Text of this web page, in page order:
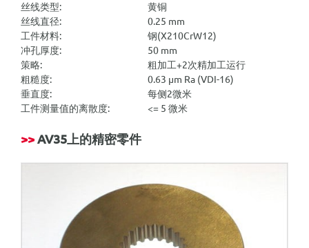
丝线类型:
黄铜
丝线直径:
0.25 mm
工件材料:
钢(X210CrW12)
冲孔厚度:
50 mm
策略:
粗加工+2次精加工运行
粗糙度:
0.63 µm Ra (VDI-16)
垂直度:
每侧2微米
工件测量值的离散度:
<= 5 微米
>> AV35 上的精密零件